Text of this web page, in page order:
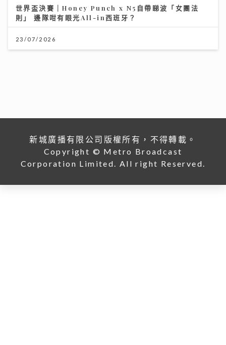
世界盃決賽｜Honey Punch x N5自帶睇波「女團法
則」 邊隊咁有眼光All-in西班牙？
23/07/2026
新城廣播有限公司版權所有，不得轉載。
Copyright © Metro Broadcast
Corporation Limited. All right Reserved.